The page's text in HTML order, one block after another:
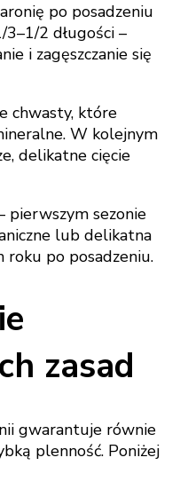
po posadzeniu
2 długości –
i zagęszczanie się
chwasty, które
W kolejnym
delikatne cięcie
pierwszym sezonie
lub delikatna
po posadzeniu.
zasad
gwarantuje równie
plenność. Poniżej